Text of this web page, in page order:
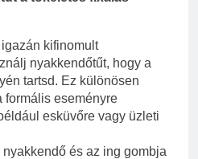
kifinomult
nyakkendőtűt, hogy a
tartsd. Ez különösen
formális eseményre
esküvőre vagy üzleti
és az ing gombja